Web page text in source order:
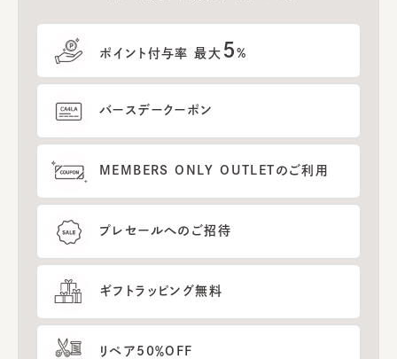
ポイント付与率 最大 5%
バースデークーポン
MEMBERS ONLY OUTLETのご利用
プレセールへのご招待
ギフトラッピング無料
リペア50％OFF